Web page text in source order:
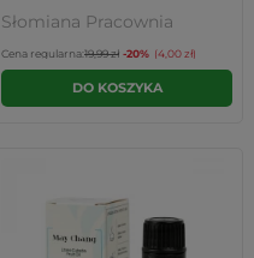
Słomiana Pracownia
Cena regularna:19,99 zł -20% (4,00 zł)
DO KOSZYKA